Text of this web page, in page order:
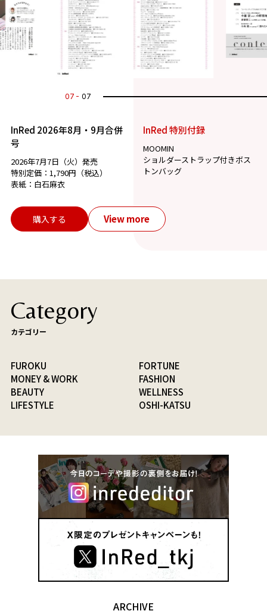
07 07
InRed 2026年8月・9月合併
号
2026年7月7日（火）発売
特別定価：1,790円（税込）
表紙：白石麻衣
InRed 特別付録
MOOMIN
ショルダーストラップ付きボス
トンバッグ
購入する View more
Category
カテゴリー
FUROKU
FORTUNE
MONEY & WORK
FASHION
BEAUTY
WELLNESS
LIFESTYLE
OSHI-KATSU
ARCHIVE